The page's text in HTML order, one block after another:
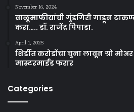
November 16, 2024
वाळूमाफीयांची गुंडगिरी गाडून
करा….. डॉ. राजेंद्र पिपाडा.
April 1, 2025
शिर्डीत करोडोंचा चुना लावून ग्रो
मास्टरमाईंड फरार
Categories